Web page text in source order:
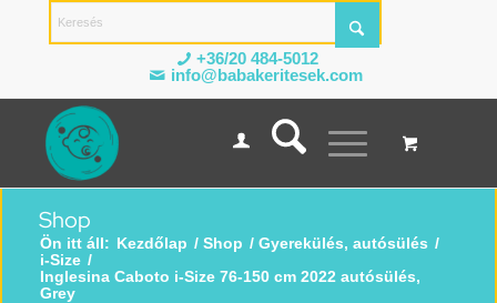
+36/20 484-5012
info@babakeritesek.com
Shop
Ön itt áll: Kezdőlap / Shop / Gyerekülés, autósülés /
i-Size /
Inglesina Caboto i-Size 76-150 cm 2022 autósülés,
Grey